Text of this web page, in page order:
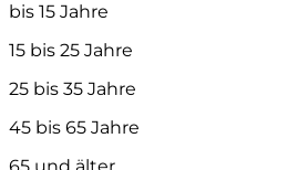
bis 15 Jahre
15 bis 25 Jahre
25 bis 35 Jahre
45 bis 65 Jahre